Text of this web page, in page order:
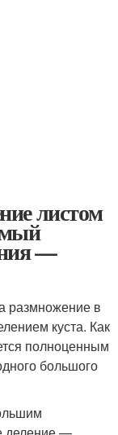
листом
—
размножение в
куста. Как
полноценным
большого